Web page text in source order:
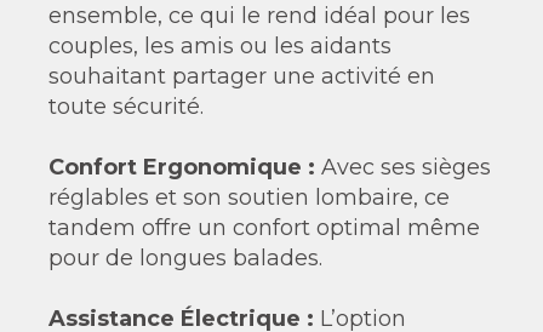
ensemble, ce qui le rend idéal pour les
couples, les amis ou les aidants
souhaitant partager une activité en
toute sécurité.
Confort Ergonomique : Avec ses sièges
réglables et son soutien lombaire, ce
tandem offre un confort optimal même
pour de longues balades.
Assistance Électrique : L’option